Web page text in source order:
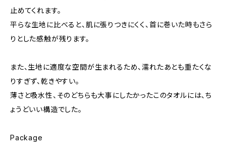
止めてくれます。
平らな生地に比べると、肌に張りつきにくく、首に巻いた時もさら
りとした感触が残ります。
また、生地に適度な空間が生まれるため、濡れたあとも重たくな
りすぎず、乾きやすい。
薄さと吸水性、そのどちらも大事にしたかったこのタオルには、ち
ょうどいい構造でした。
Package